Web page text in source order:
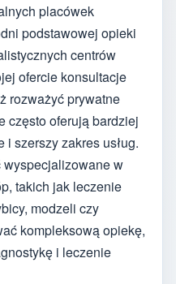
placówek
podstawowej opieki
centrów
ofercie konsultacje
rozważyć prywatne
często oferują bardziej
szerszy zakres usług.
wyspecjalizowane w
takich jak leczenie
modzeli czy
kompleksową opiekę,
i leczenie